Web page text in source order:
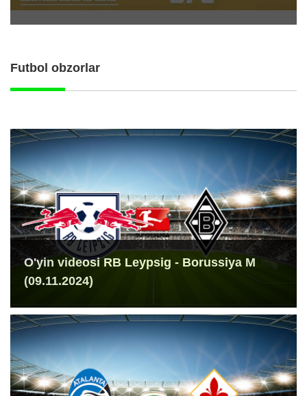
Futbol obzorlar
O'yin videosi RB Leypsig - Borussiya M
(09.11.2024)